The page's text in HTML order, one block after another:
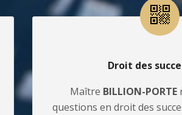
Droit des
Maître BILLION-PORTE
questions en droit des